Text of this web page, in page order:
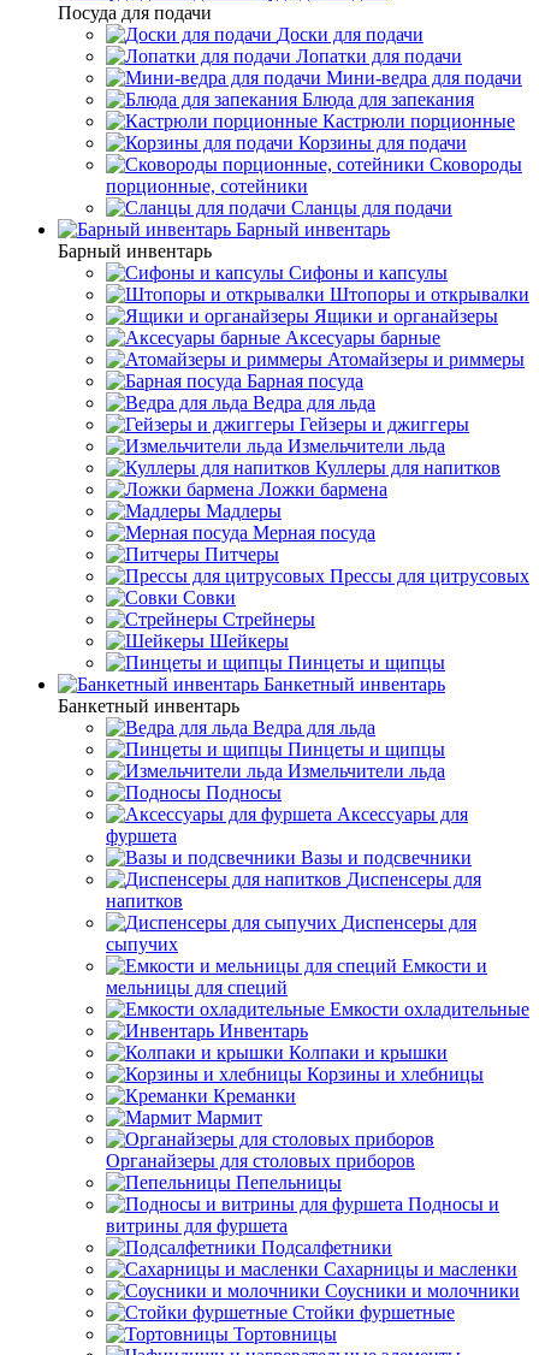
Посуда для подачи
Доски для подачи
Лопатки для подачи
Мини-ведра для подачи
Блюда для запекания
Кастрюли порционные
Корзины для подачи
Сковороды
порционные, сотейники
Сланцы для подачи
Барный инвентарь
Барный инвентарь
Сифоны и капсулы
Штопоры и открывалки
Ящики и органайзеры
Аксесуары барные
Атомайзеры и риммеры
Барная посуда
Ведра для льда
Гейзеры и джиггеры
Измельчители льда
Куллеры для напитков
Ложки бармена
Мадлеры
Мерная посуда
Питчеры
Прессы для цитрусовых
Совки
Стрейнеры
Шейкеры
Пинцеты и щипцы
Банкетный инвентарь
Банкетный инвентарь
Ведра для льда
Пинцеты и щипцы
Измельчители льда
Подносы
Аксессуары для
фуршета
Вазы и подсвечники
Диспенсеры для
напитков
Диспенсеры для
сыпучих
Емкости и
мельницы для специй
Емкости охладительные
Инвентарь
Колпаки и крышки
Корзины и хлебницы
Креманки
Мармит
Органайзеры для столовых приборов
Пепельницы
Подносы и
витрины для фуршета
Подсалфетники
Сахарницы и масленки
Соусники и молочники
Стойки фуршетные
Тортовницы